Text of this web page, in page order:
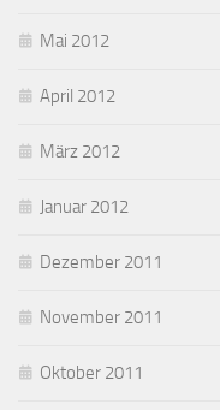
Mai 2012
April 2012
März 2012
Januar 2012
Dezember 2011
November 2011
Oktober 2011